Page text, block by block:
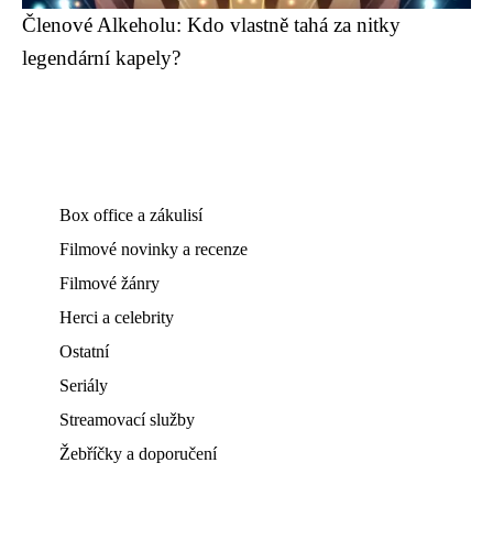
Členové Alkeholu: Kdo vlastně tahá za nitky
legendární kapely?
Box office a zákulisí
Filmové novinky a recenze
Filmové žánry
Herci a celebrity
Ostatní
Seriály
Streamovací služby
Žebříčky a doporučení